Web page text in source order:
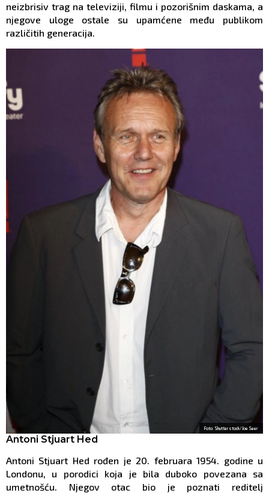
neizbrisiv trag na televiziji, filmu i pozorišnim daskama, a
njegove uloge ostale su upamćene među publikom
različitih generacija.
Foto: Shutterstock/Joe Seer
Antoni Stjuart Hed
Antoni Stjuart Hed rođen je 20. februara 1954. godine u
Londonu, u porodici koja je bila duboko povezana sa
umetnošću. Njegov otac bio je poznati reditelj